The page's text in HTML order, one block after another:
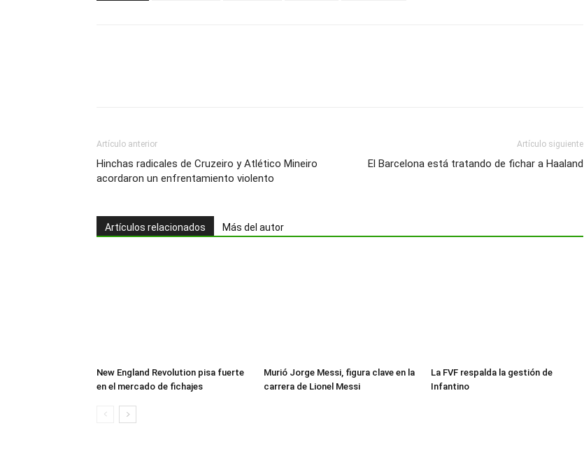
Artículo anterior
Hinchas radicales de Cruzeiro y Atlético Mineiro
acordaron un enfrentamiento violento
Artículo siguiente
El Barcelona está tratando de fichar a Haaland
Artículos relacionados Más del autor
New England Revolution pisa fuerte
en el mercado de fichajes
Murió Jorge Messi, figura clave en la
carrera de Lionel Messi
La FVF respalda la gestión de
Infantino